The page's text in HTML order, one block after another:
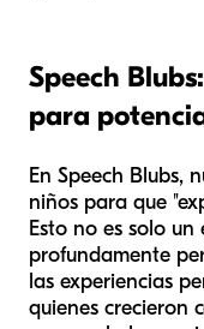
Speech
para
En Speech Blubs,
niños para que
Esto no es solo un
profundamente
las experiencias
quienes crecieron